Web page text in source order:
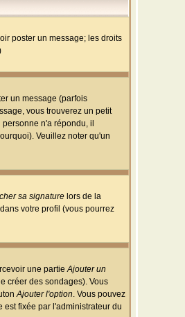
poster un message; les droits
un message (parfois
vous trouverez un petit
n'a répondu, il
Veuillez noter qu'un
sa signature lors de la
votre profil (vous pourrez
une partieAjouter un
créer des sondages). Vous
Ajouter l'option. Vous pouvez
fixée par l'administrateur du